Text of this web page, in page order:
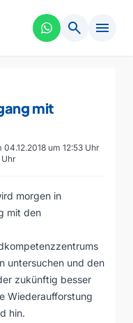
search menu
mit
um 12:53 Uhr
Uhr
morgen in
mit den
untersuchen und den
zukünftig besser
Wiederaufforstung
hin.